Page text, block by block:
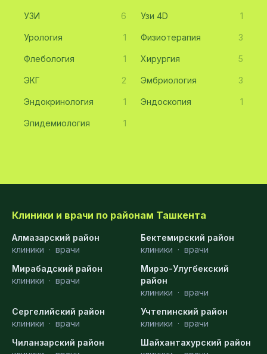
УЗИ 6 Узи 4D 1
Урология 1 Физиотерапия 3
Флебология 1 Хирургия 5
ЭКГ 2 Эмбриология 3
Эндокринология 1 Эндоскопия 1
Эпидемиология 1
Клиники и врачи по районам Ташкента
Алмазарский район
клиники · врачи
Бектемирский район
клиники · врачи
Мирабадский район
клиники · врачи
Мирзо-Улугбекский
район
клиники · врачи
Сергелийский район
клиники · врачи
Учтепинский район
клиники · врачи
Чиланзарский район
Шайхантахурский район